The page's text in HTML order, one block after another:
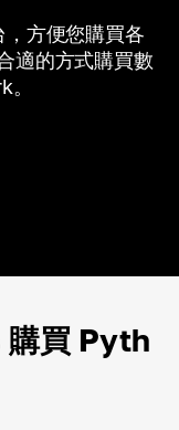
方便您購買各
適的方式購買數
買 Pyth